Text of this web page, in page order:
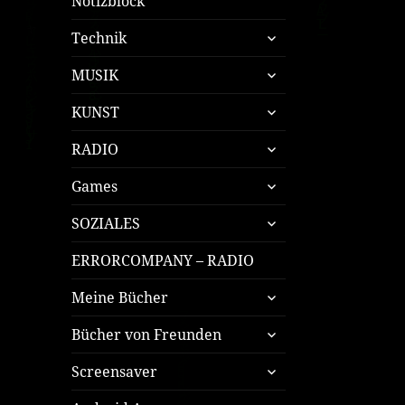
Technik
untermenü
öffnen
MUSIK
untermenü
öffnen
KUNST
untermenü
öffnen
RADIO
untermenü
öffnen
Games
untermenü
öffnen
SOZIALES
untermenü
öffnen
ERRORCOMPANY – RADIO
Meine Bücher
untermenü
öffnen
Bücher von Freunden
untermenü
öffnen
Screensaver
untermenü
öffnen